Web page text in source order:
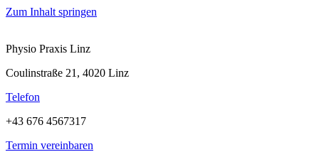
Zum Inhalt springen
Physio Praxis Linz
Coulinstraße 21, 4020 Linz
Telefon
+43 676 4567317
Termin vereinbaren